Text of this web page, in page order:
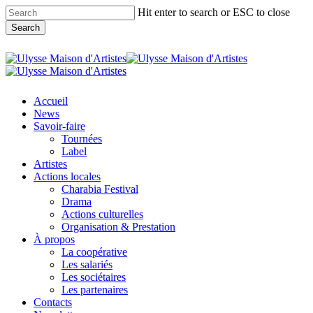
Skip
to
main
Hit enter to search or ESC to close
Search
Close
Search
search
Menu
Accueil
News
Savoir-faire
Tournées
Label
Artistes
Actions locales
Charabia Festival
Drama
Actions culturelles
Organisation & Prestation
À propos
La coopérative
Les salariés
Les sociétaires
Les partenaires
Contacts